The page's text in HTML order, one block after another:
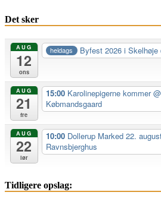
Det sker
AUG
12
ons
heldags Byfest 2026 i Skelhøje
AUG
21
fre
15:00 Karolinepigerne kommer
Købmandsgaard
AUG
22
lør
10:00 Dollerup Marked 22.
Ravnsbjerghus
Tidligere opslag: